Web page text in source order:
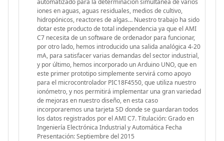
automatizado para la determinación simultánea de varios
iones en aguas, aguas residuales, medios de cultivo,
hidropónicos, reactores de algas… Nuestro trabajo ha sido
dotar este producto de total independencia ya que el AMI
C7 necesita de un software de ordenador para funcionar,
por otro lado, hemos introducido una salida analógica 4-20
mA, para satisfacer varias demandas del sector industrial,
y por último, hemos incorporado un Arduino UNO, que en
este primer prototipo simplemente servirá como apoyo
para el microcontrolador PIC18F4550, que utiliza nuestro
ionómetro, y nos permitirá implementar una gran variedad
de mejoras en nuestro diseño, en esta caso
incorporaremos una tarjeta SD donde se guardaran todos
los datos registrados por el AMI C7. Titulación: Grado en
Ingeniería Electrónica Industrial y Automática Fecha
Presentación: Septiembre del 2015